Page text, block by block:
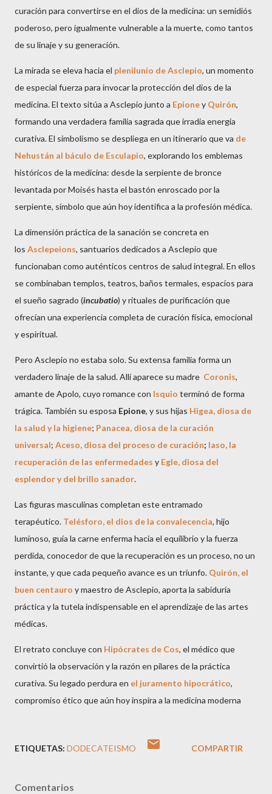
curación para convertirse en el dios de la medicina: un semidiós
poderoso, pero igualmente vulnerable a la muerte, como tantos
de su linaje y su generación.
La mirada se eleva hacia el plenilunio de Asclepio, un momento
de especial fuerza para invocar la protección del dios de la
medicina. El texto sitúa a Asclepio junto a Epioney Quirón,
formando una verdadera familia sagrada que irradia energía
curativa. El simbolismo se despliega en un itinerario que va de
Nehustán al báculo de Esculapio, explorando los emblemas
históricos de la medicina: desde la serpiente de bronce
levantada por Moisés hasta el bastón enroscado por la
serpiente, símbolo que aún hoy identifica a la profesión médica.
La dimensión práctica de la sanación se concreta en
los Asclepeions, santuarios dedicados a Asclepio que
funcionaban como auténticos centros de salud integral. En ellos
se combinaban templos, teatros, baños termales, espacios para
el sueño sagrado (incubatio) y rituales de purificación que
ofrecían una experiencia completa de curación física, emocional
y espiritual.
Pero Asclepio no estaba solo. Su extensa familia forma un
verdadero linaje de la salud. Allí aparece su madre Coronis,
amante de Apolo, cuyo romance con Isquio terminó de forma
trágica. También su esposa Epione, y sus hijas Higea, diosa de
la salud y la higiene; Panacea, diosa de la curación
universal; Aceso, diosa del proceso de curación; Iaso, la
recuperación de las enfermedades y Egle, diosa del
esplendor y del brillo sanador.
Las figuras masculinas completan este entramado
terapéutico. Telésforo, el dios de la convalecencia, hijo
luminoso, guía la carne enferma hacia el equilibrio y la fuerza
perdida, conocedor de que la recuperación es un proceso, no un
instante, y que cada pequeño avance es un triunfo. Quirón, el
buen centauro y maestro de Asclepio, aporta la sabiduría
práctica y la tutela indispensable en el aprendizaje de las artes
médicas.
El retrato concluye con Hipócrates de Cos, el médico que
convirtió la observación y la razón en pilares de la práctica
curativa. Su legado perdura en el juramento hipocrático,
compromiso ético que aún hoy inspira a la medicina moderna
ETIQUETAS: DODECATEISMO COMPARTIR
Comentarios